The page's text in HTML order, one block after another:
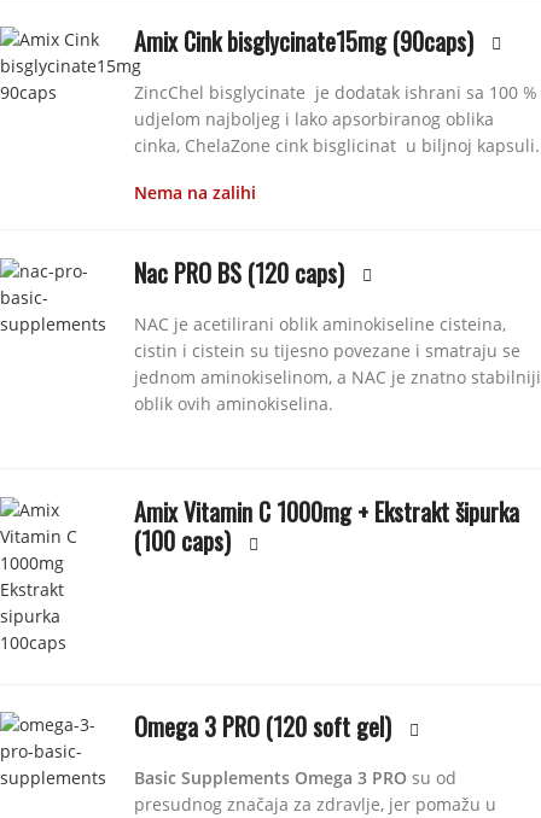
Amix Cink bisglycinate15mg (90caps)
ZincChel bisglycinate je dodatak ishrani sa 100 %
udjelom najboljeg i lako apsorbiranog oblika
cinka, ChelaZone cink bisglicinat u biljnoj kapsuli.
Nema na zalihi
Nac PRO BS (120 caps)
NAC je acetilirani oblik aminokiseline cisteina,
cistin i cistein su tijesno povezane i smatraju se
jednom aminokiselinom, a NAC je znatno stabilniji
oblik ovih aminokiselina.
Amix Vitamin C 1000mg + Ekstrakt šipurka
(100 caps)
Omega 3 PRO (120 soft gel)
Basic Supplements Omega 3 PRO su od
presudnog značaja za zdravlje, jer pomažu u